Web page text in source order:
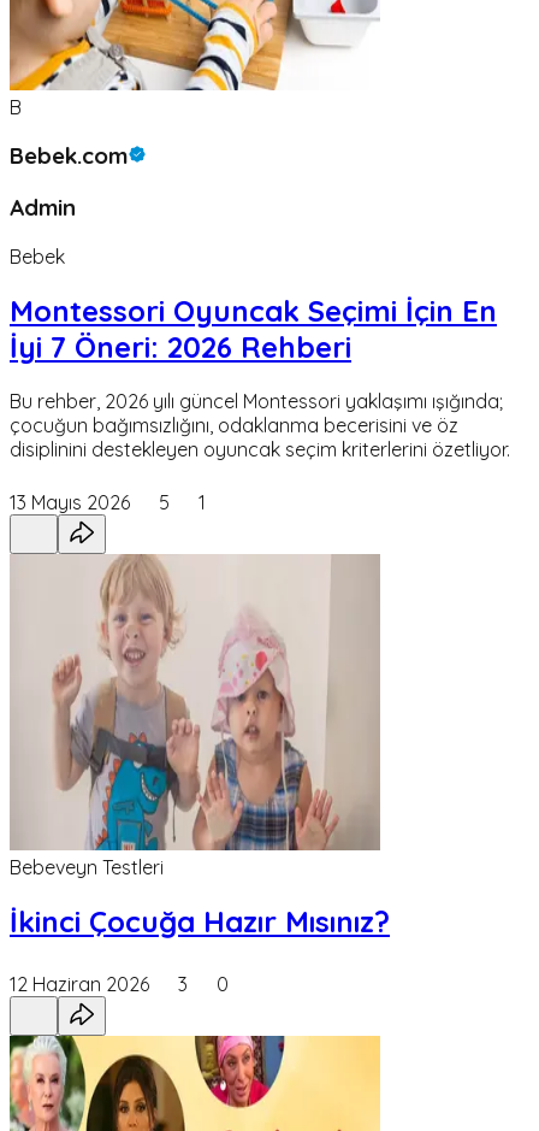
B
Bebek.com
Admin
Bebek
Montessori Oyuncak Seçimi İçin En
İyi 7 Öneri: 2026 Rehberi
Bu rehber, 2026 yılı güncel Montessori yaklaşımı ışığında;
çocuğun bağımsızlığını, odaklanma becerisini ve öz
disiplinini destekleyen oyuncak seçim kriterlerini özetliyor.
13 Mayıs 2026 5 1
Bebeveyn Testleri
İkinci Çocuğa Hazır Mısınız?
12 Haziran 2026 3 0